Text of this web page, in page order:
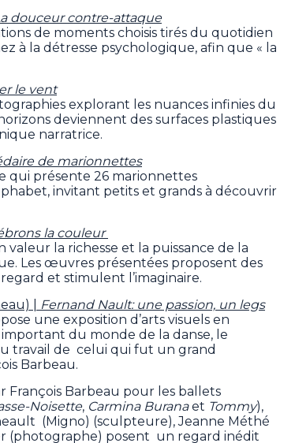
douceur contre-attaque
de moments choisis tirés du quotidien
à la détresse psychologique, afin que « la
le vent
explorant les nuances infinies du
deviennent des surfaces plastiques
narratrice.
de marionnettes
qui présente 26 marionnettes
invitant petits et grands à découvrir
la couleur
la richesse et la puissance de la
Les œuvres présentées proposent des
et stimulent l’imaginaire.
|
Fernand Nault: une passion, un legs
une exposition d’arts visuels en
du monde de la danse, le
travail de celui qui fut un grand
Barbeau.
François Barbeau pour les ballets
Noisette, Carmina Buranaet Tommy),
(Migno) (sculpteure), Jeanne Méthé
(photographe) posent un regard inédit